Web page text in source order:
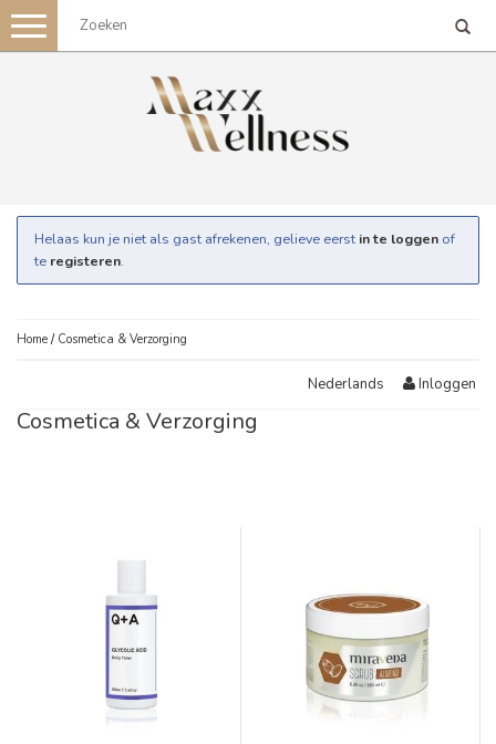
Toggle
navigation
Helaas kun je niet als gast afrekenen, gelieve eerst in te loggen of
te registeren.
Home / Cosmetica & Verzorging
Nederlands Inloggen
Cosmetica & Verzorging